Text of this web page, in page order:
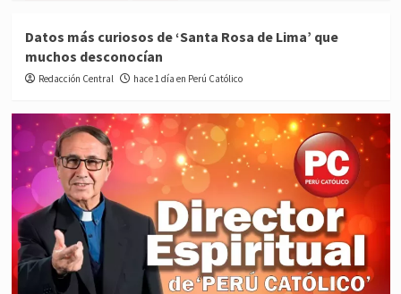
Datos más curiosos de ‘Santa Rosa de Lima’ que
muchos desconocían
Redacción Central hace 1 día en Perú Católico